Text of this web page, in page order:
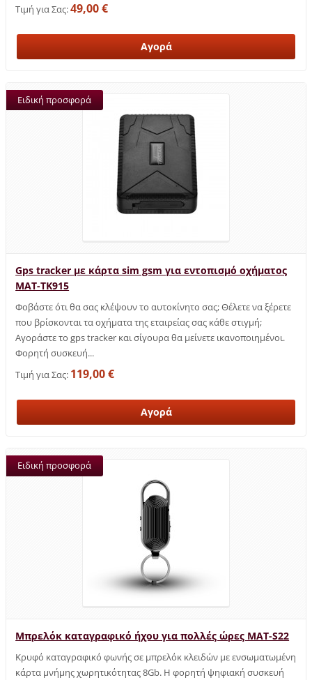
Τιμή για Σας:49,00 €
Gps tracker με κάρτα sim gsm για εντοπισμό οχήματος
MAT-TK915
Ειδική προσφορά
Φοβάστε ότι θα σας κλέψουν το αυτοκίνητο σας; Θέλετε να ξέρετε
που βρίσκονται τα οχήματα της εταιρείας σας κάθε στιγμή;
Αγοράστε το gps tracker και σίγουρα θα μείνετε ικανοποιημένοι.
Φορητή συσκευή...
Τιμή για Σας: 119,00 €
Μπρελόκ καταγραφικό ήχου για πολλές ώρες MAT-S22
Ειδική προσφορά
Κρυφό καταγραφικό φωνής σε μπρελόκ κλειδών με ενσωματωμένη
κάρτα μνήμης χωρητικότητας 8Gb. Η φορητή ψηφιακή συσκευή